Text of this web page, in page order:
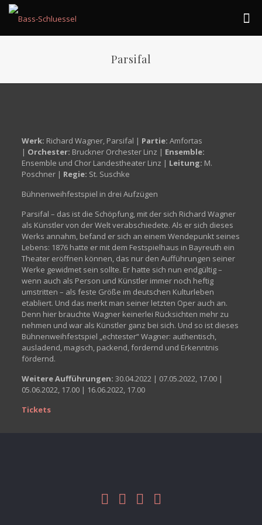
Parsifal
Werk: Richard Wagner, Parsifal | Partie: Amfortas
| Orchester: Bruckner Orchester Linz | Ensemble:
Ensemble und Chor Landestheater Linz | Leitung: M.
Poschner | Regie: St. Suschke
Bühnenweihfestspiel in drei Aufzügen
Parsifal – das ist die Schöpfung, mit der sich Richard Wagner
als Künstler von der Welt verabschiedete. Als er sich dieses
Werks annahm, befand er sich an einem Wendepunkt seines
Lebens: 1876 hatte er mit dem Festspielhaus in Bayreuth ein
Theater eröffnen können, das nur den Aufführungen seiner
Werke gewidmet sein sollte. Er hatte sich nun endgültig –
wenn auch als Person und Künstler immer noch heftig
umstritten – als feste Größe im deutschen Kulturleben
etabliert. Und das merkt man seiner letzten Oper auch an.
Denn hier brauchte Wagner keinerlei Rücksichten mehr zu
nehmen und war als Künstler ganz bei sich. Und so ist dieses
Bühnenweihfestspiel „echtester“ Wagner: authentisch,
ausladend, magisch, packend, fordernd und Erkenntnis
fördernd.
Weitere Aufführungen: 30.04.2022 | 07.05.2022, 17.00 |
05.06.2022, 17.00 | 16.06.2022, 17.00
Tickets